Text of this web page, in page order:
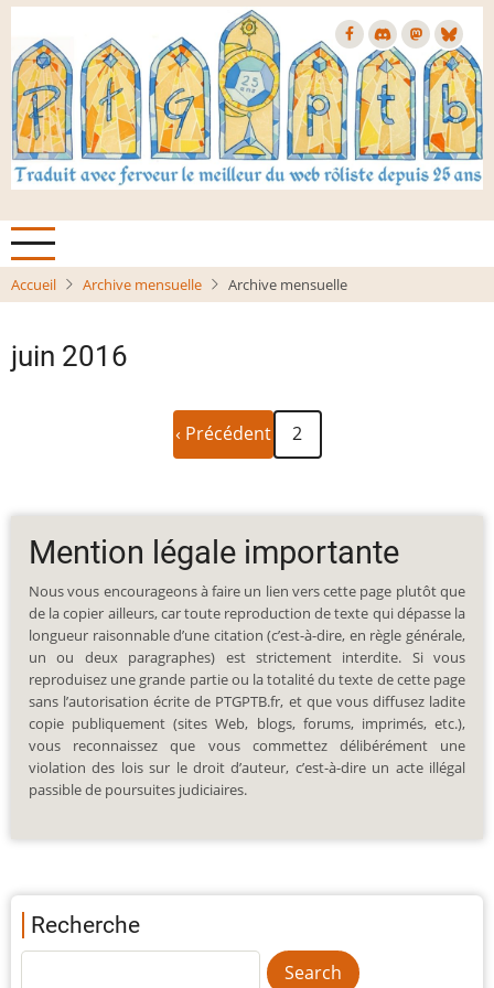
Aller
contenu
principal
Accueil Archive mensuelle Archive mensuelle
juin 2016
Page
précédente
‹ Précédent 2
Mention légale importante
Nous vous encourageons à faire un lien vers cette page plutôt que
de la copier ailleurs, car toute reproduction de texte qui dépasse la
longueur raisonnable d’une citation (c’est-à-dire, en règle générale,
un ou deux paragraphes) est strictement interdite. Si vous
reproduisez une grande partie ou la totalité du texte de cette page
sans l’autorisation écrite de PTGPTB.fr, et que vous diffusez ladite
copie publiquement (sites Web, blogs, forums, imprimés, etc.),
vous reconnaissez que vous commettez délibérément une
violation des lois sur le droit d’auteur, c’est-à-dire un acte illégal
passible de poursuites judiciaires.
Recherche